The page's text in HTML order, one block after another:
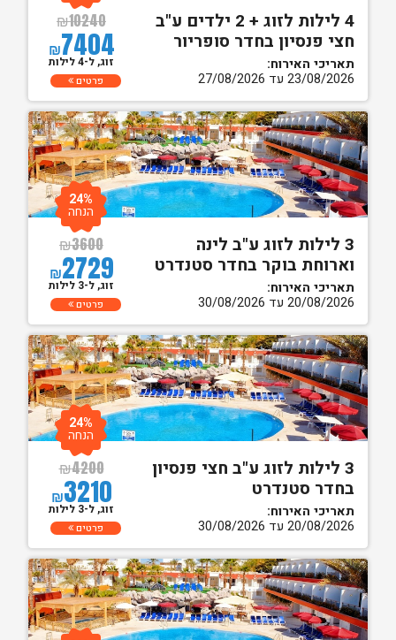
4 לילות לזוג + 2 ילדים ע"ב
חצי פנסיון בחדר סופריור
תאריכי האירוח:
23/08/2026 עד 27/08/2026
₪10240
₪7404
זוג, ל-4 לילות
פרטים
3 לילות לזוג ע"ב לינה
וארוחת בוקר בחדר סטנדרט
תאריכי האירוח:
20/08/2026 עד 30/08/2026
₪3600
₪2729
24%
הנחה
זוג, ל-3 לילות
פרטים
3 לילות לזוג ע"ב חצי פנסיון
בחדר סטנדרט
תאריכי האירוח:
20/08/2026 עד 30/08/2026
₪4200
₪3210
24%
הנחה
זוג, ל-3 לילות
פרטים